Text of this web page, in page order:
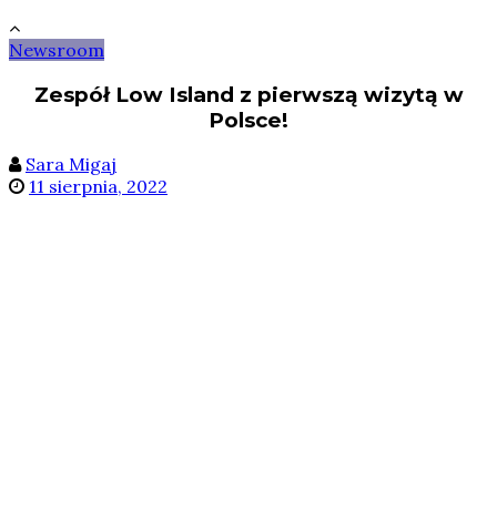
Newsroom
Zespół Low Island z pierwszą wizytą w
Polsce!
Sara Migaj
11 sierpnia, 2022